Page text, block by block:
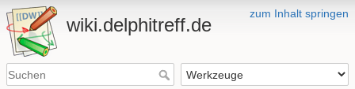
zum Inhalt springen
wiki.delphitreff.de